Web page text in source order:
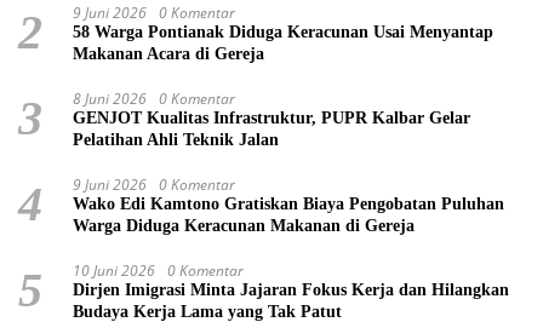
2 9 Juni 2026 0 Komentar
58 Warga Pontianak Diduga Keracunan Usai Menyantap
Makanan Acara di Gereja
3 8 Juni 2026 0 Komentar
GENJOT Kualitas Infrastruktur, PUPR Kalbar Gelar
Pelatihan Ahli Teknik Jalan
4 9 Juni 2026 0 Komentar
Wako Edi Kamtono Gratiskan Biaya Pengobatan Puluhan
Warga Diduga Keracunan Makanan di Gereja
5 10 Juni 2026 0 Komentar
Dirjen Imigrasi Minta Jajaran Fokus Kerja dan Hilangkan
Budaya Kerja Lama yang Tak Patut